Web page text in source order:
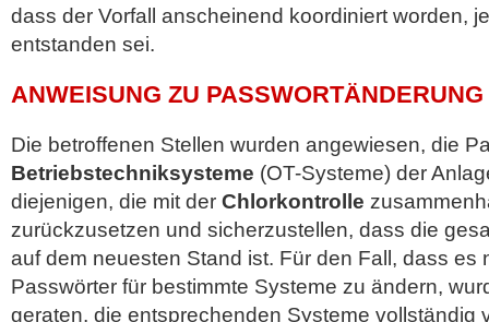
dass der Vorfall anscheinend koordiniert worden,
entstanden sei.
ANWEISUNG ZU
Die betroffenen Stellen wurden angewiesen, die
Betriebstechniksysteme (OT-Systeme) der
diejenigen, die mit der Chlorkontrolle
zurückzusetzen und sicherzustellen, dass die
auf dem neuesten Stand ist. Für den Fall, dass es
Passwörter für bestimmte Systeme zu ändern,
geraten, die entsprechenden Systeme vollständig